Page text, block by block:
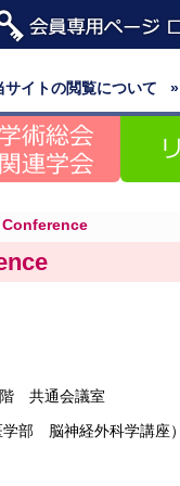
»
サイトの閲覧について
共通会議室
部 脳神経外科学講座）